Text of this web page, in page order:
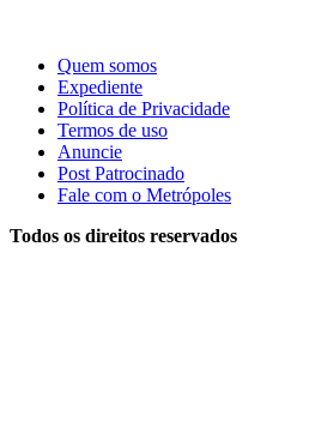
Quem somos
Expediente
Política de Privacidade
Termos de uso
Anuncie
Post Patrocinado
Fale com o Metrópoles
Todos os direitos reservados